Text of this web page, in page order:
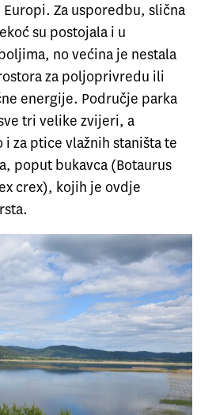
Za usporedbu, slična
su postojala i u
no većina je nestala
za poljoprivredu ili
energije. Područje parka
tri velike zvijeri, a
i za ptice vlažnih staništa te
poput bukavca (Botaurus
crex), kojih je ovdje